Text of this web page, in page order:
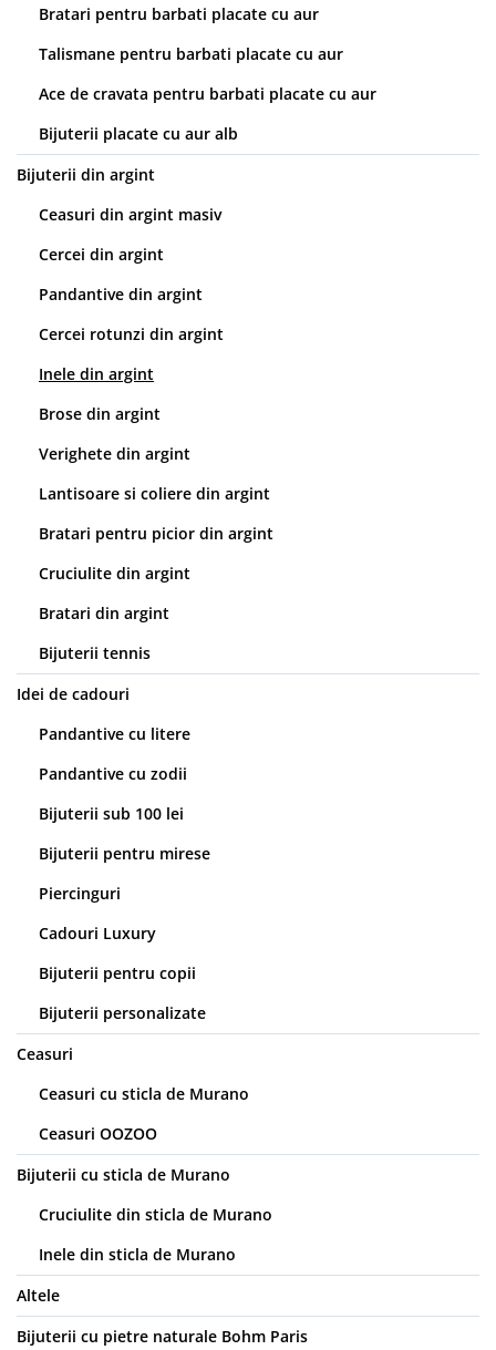
Bratari pentru barbati placate cu aur
Talismane pentru barbati placate cu aur
Ace de cravata pentru barbati placate cu aur
Bijuterii placate cu aur alb
Bijuterii din argint
Ceasuri din argint masiv
Cercei din argint
Pandantive din argint
Cercei rotunzi din argint
Inele din argint
Brose din argint
Verighete din argint
Lantisoare si coliere din argint
Bratari pentru picior din argint
Cruciulite din argint
Bratari din argint
Bijuterii tennis
Idei de cadouri
Pandantive cu litere
Pandantive cu zodii
Bijuterii sub 100 lei
Bijuterii pentru mirese
Piercinguri
Cadouri Luxury
Bijuterii pentru copii
Bijuterii personalizate
Ceasuri
Ceasuri cu sticla de Murano
Ceasuri OOZOO
Bijuterii cu sticla de Murano
Cruciulite din sticla de Murano
Inele din sticla de Murano
Altele
Bijuterii cu pietre naturale Bohm Paris